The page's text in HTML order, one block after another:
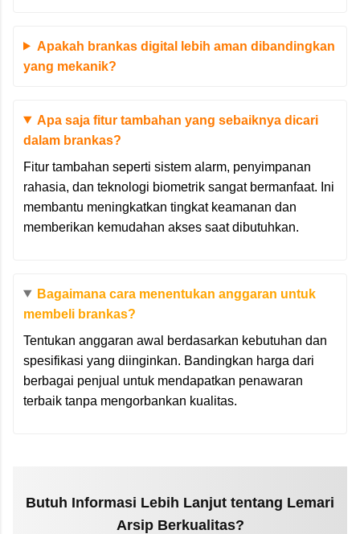
Apakah brankas digital lebih aman dibandingkan
yang mekanik?
Apa saja fitur tambahan yang sebaiknya dicari
dalam brankas?
Fitur tambahan seperti sistem alarm, penyimpanan
rahasia, dan teknologi biometrik sangat bermanfaat. Ini
membantu meningkatkan tingkat keamanan dan
memberikan kemudahan akses saat dibutuhkan.
Bagaimana cara menentukan anggaran untuk
membeli brankas?
Tentukan anggaran awal berdasarkan kebutuhan dan
spesifikasi yang diinginkan. Bandingkan harga dari
berbagai penjual untuk mendapatkan penawaran
terbaik tanpa mengorbankan kualitas.
Butuh Informasi Lebih Lanjut tentang Lemari
Arsip Berkualitas?